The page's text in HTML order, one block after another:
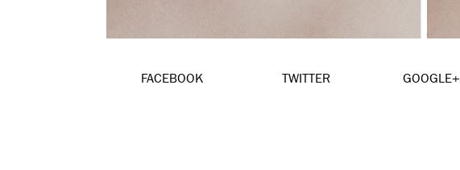
FACEBOOK TWITTER GOOGLE+